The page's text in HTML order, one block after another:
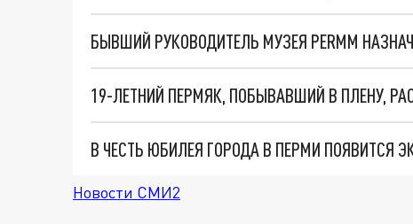
19-ЛЕТНИЙ ПЕРМЯК, ПОБЫВАВШИЙ В ПЛЕНУ,
В ЧЕСТЬ ЮБИЛЕЯ ГОРОДА В ПЕРМИ ПОЯВИТСЯ
Новости СМИ2